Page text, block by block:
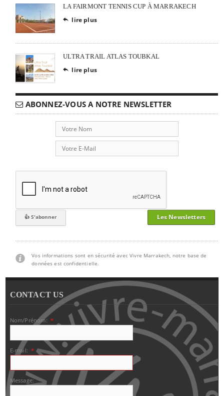
LA FAIRMONT TENNIS CUP À MARRAKECH
 lire plus
ULTRA TRAIL ATLAS TOUBKAL
 lire plus
ABONNEZ-VOUS A NOTRE NEWSLETTER
Les Newsletters
Vos informations sont en sécurité avec Vivre Marrakech, notre base de
données est confidentielle.
CONTACT US
Nom/Prénom: *
E-mail: *
Message: